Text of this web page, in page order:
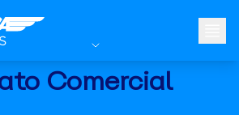
Comercial